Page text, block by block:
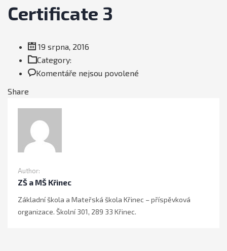
Certificate 3
19 srpna, 2016
Category:
Komentáře nejsou povolené
Share
Author:
ZŠ a MŠ Křinec
Základní škola a Mateřská škola Křinec – příspěvková
organizace. Školní 301, 289 33 Křinec.